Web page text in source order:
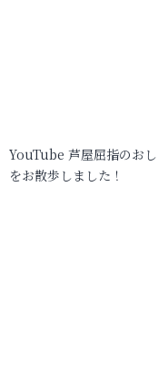
YouTube 芦屋屈指のお
をお散歩しました！